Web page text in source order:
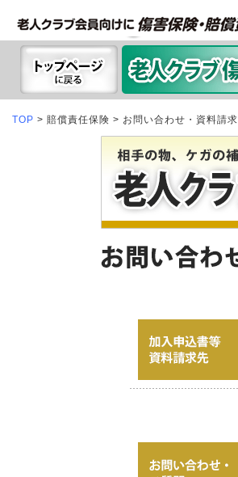
TOP > 賠償責任保険 > お問い合わせ・資料請求